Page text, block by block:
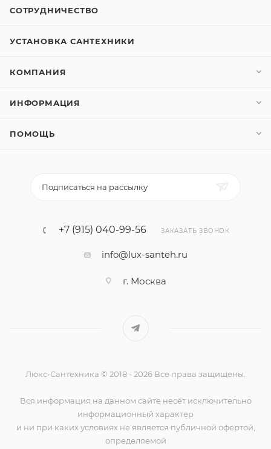
СОТРУДНИЧЕСТВО
УСТАНОВКА САНТЕХНИКИ
КОМПАНИЯ
ИНФОРМАЦИЯ
ПОМОЩЬ
Подписаться на рассылку
+7 (915) 040-99-56 ЗАКАЗАТЬ ЗВОНОК
info@lux-santeh.ru
г. Москва
Люкс-Сантехника © 2018 - 2026 Все права защищены.
Вся информация на данном сайте несёт исключительно
информационный характер
и ни при каких условиях не является публичной офертой,
определяемой